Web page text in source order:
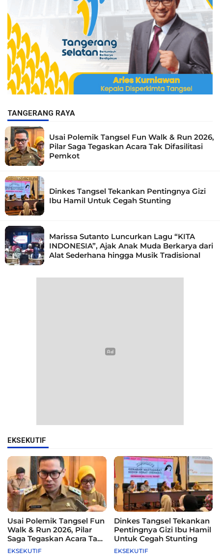
TANGERANG RAYA
Usai Polemik Tangsel Fun Walk & Run 2026,
Pilar Saga Tegaskan Acara Tak Difasilitasi
Pemkot
Dinkes Tangsel Tekankan Pentingnya Gizi
Ibu Hamil Untuk Cegah Stunting
Marissa Sutanto Luncurkan Lagu “KITA
INDONESIA”, Ajak Anak Muda Berkarya dari
Alat Sederhana hingga Musik Tradisional
EKSEKUTIF
Usai Polemik Tangsel Fun
Walk & Run 2026, Pilar
Saga Tegaskan Acara Tak
Difasilitasi Pemkot
EKSEKUTIF
Dinkes Tangsel Tekankan
Pentingnya Gizi Ibu Hamil
Untuk Cegah Stunting
EKSEKUTIF